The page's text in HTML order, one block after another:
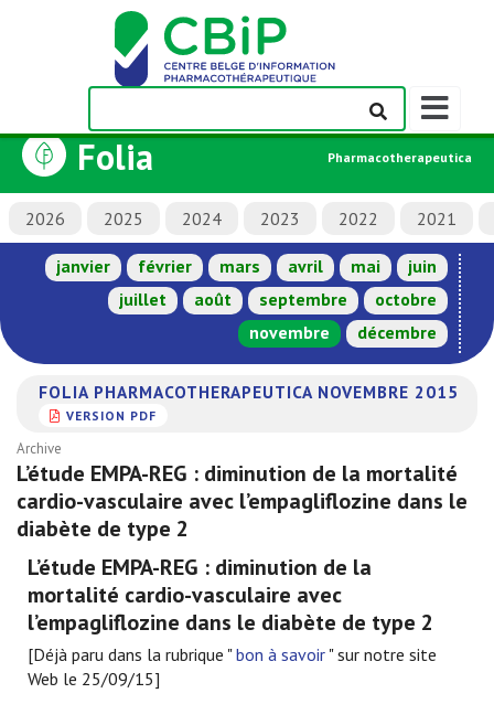
Afficher/
la
de
navigation
Folia Pharmacotherapeutica
2026 2025 2024 2023 2022 2021
janvier février mars avril mai
juin
juillet
août septembre
octobre
novembre
décembre
FOLIA PHARMACOTHERAPEUTICA NOVEMBRE 2015
VERSION PDF
Archive
L’étude EMPA-REG : diminution de la mortalité
cardio-vasculaire avec l’empagliflozine dans le
diabète de type 2
L’étude EMPA-REG : diminution de la
mortalité cardio-vasculaire avec
l’empagliflozine dans le diabète de type 2
[Déjà paru dans la rubrique "bon à savoir " sur notre site
Web le 25/09/15]